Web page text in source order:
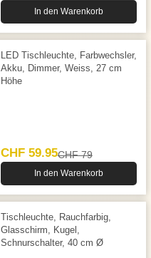
In den Warenkorb
LED Tischleuchte, Farbwechsler,
Akku, Dimmer, Weiss, 27 cm
Höhe
CHF 59.95CHF 79
In den Warenkorb
Tischleuchte, Rauchfarbig,
Glasschirm, Kugel,
Schnurschalter, 40 cm Ø